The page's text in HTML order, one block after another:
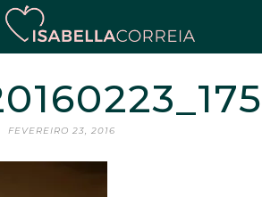
FEVEREIRO 23, 2016